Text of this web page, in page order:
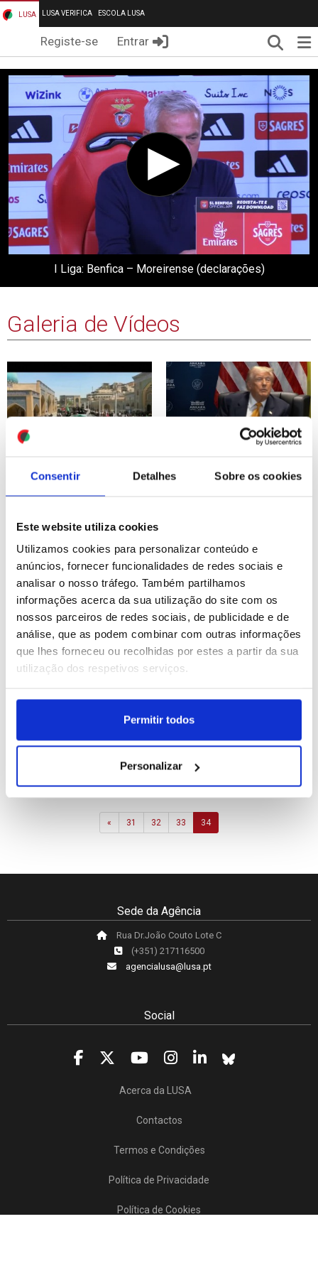
Consentir Detalhes Sobre os cookies
Este website utiliza cookies
Utilizamos cookies para personalizar conteúdo e
anúncios, fornecer funcionalidades de redes sociais e
analisar o nosso tráfego. Também partilhamos
informações acerca da sua utilização do site com os
nossos parceiros de redes sociais, de publicidade e de
análise, que as podem combinar com outras informações
que lhes forneceu ou recolhidas por estes a partir da sua
utilização dos respetivos serviços.
Permitir todos
Personalizar
LUSA LUSA VERIFICA ESCOLA LUSA
Registe-se Entrar
I Liga: Benfica – Moreirense (declarações)
Galeria de Vídeos
Restos mortais de
Iraque
ID: 47430529 Date: 08/07/2026 15:55
Presidente americano
ID: 47430345 Date: 08/07/2026 15:22
Marine Le Pen lançou
proclamando inocência
Date: 08/07/2026 14:22
« Previous
31 32 33 34
Sede da Agência
Rua Dr.João Couto Lote C
(+351) 217116500
agencialusa@lusa.pt
Social
Acerca da LUSA
Contactos
Termos e Condições
Política de Privacidade
Política de Cookies